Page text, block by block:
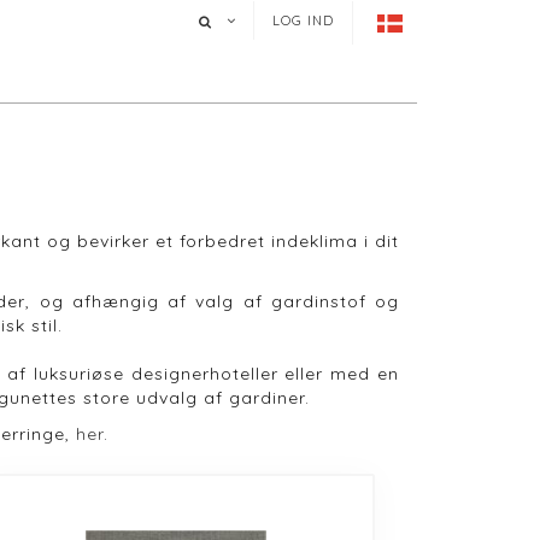
LOG IND
og bevirker et forbedret indeklima i dit
og afhængig af valg af gardinstof og
stil.
luksuriøse designerhoteller eller med en
store udvalg af gardiner.
her.